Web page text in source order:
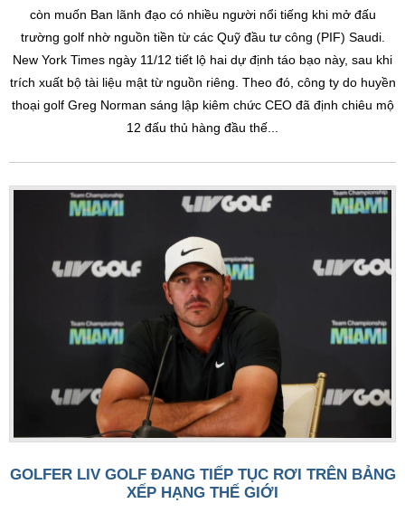
còn muốn Ban lãnh đạo có nhiều người nổi tiếng khi mở đấu
trường golf nhờ nguồn tiền từ các Quỹ đầu tư công (PIF) Saudi.
New York Times ngày 11/12 tiết lộ hai dự định táo bạo này, sau khi
trích xuất bộ tài liệu mật từ nguồn riêng. Theo đó, công ty do huyền
thoại golf Greg Norman sáng lập kiêm chức CEO đã định chiêu mộ
12 đấu thủ hàng đầu thế...
GOLFER LIV GOLF ĐANG TIẾP TỤC RƠI TRÊN BẢNG
XẾP HẠNG THẾ GIỚI